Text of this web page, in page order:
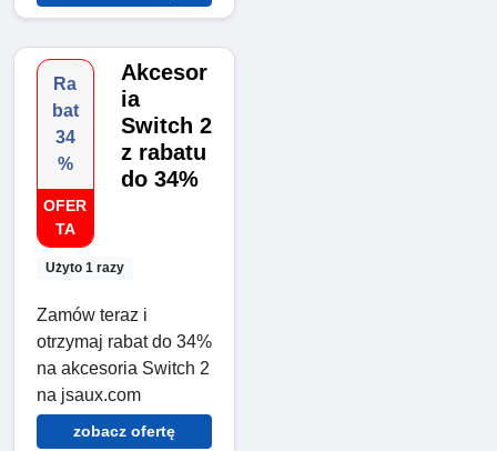
Ra
bat
34
%
OFER
TA
Użyto 1 razy
Akcesor
ia
Switch 2
z rabatu
do 34%
Zamów teraz i
otrzymaj rabat do 34%
na akcesoria Switch 2
na jsaux.com
zobacz ofertę